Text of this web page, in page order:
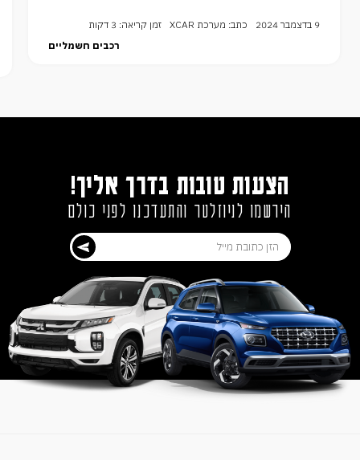
9 בדצמבר 2024 כתב: מערכת XCAR
זמן קריאה: 3 דקות
רכבים חשמליים
הצעות טובות בדרך אליך!
הירשמו לניוזלטר והתעדכנו לפני כולם